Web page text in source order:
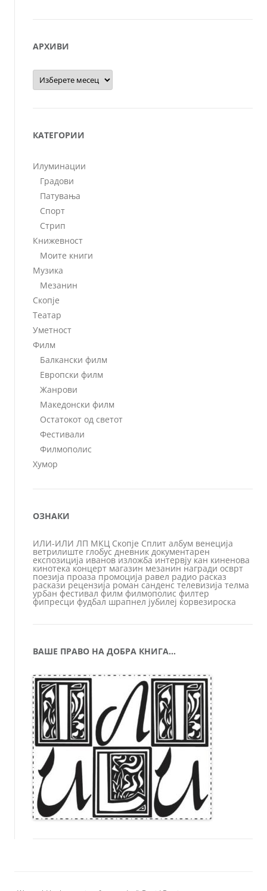
АРХИВИ
Архиви
КАТЕГОРИИ
Илуминации
Градови
Патувања
Спорт
Стрип
Книжевност
Моите книги
Музика
Мезанин
Скопје
Театар
Уметност
Филм
Балкански филм
Европски филм
Жанрови
Македонски филм
Остатокот од светот
Фестивали
Филмополис
Хумор
ОЗНАКИ
ИЛИ-ИЛИ ЛП МКЦ Скопје Сплит албум венеција
ветрилиште глобус дневник документарен
експозиција иванов изложба интервју кан киненова
кинотека концерт магазин мезанин награди осврт
поезија проаза промоција равел радио расказ
раскази рецензија роман санденс телевизија телма
урбан фестивал филм филмополис филтер
фипресци фудбал шрапнел јубилеј ќорвезироска
ВАШЕ ПРАВО НА ДОБРА КНИГА…